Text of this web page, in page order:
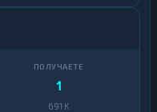
1
691 K